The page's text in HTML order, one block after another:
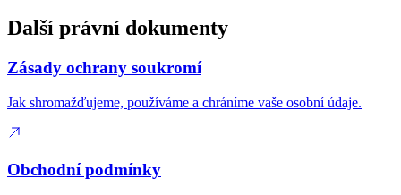
Další právní dokumenty
Zásady ochrany soukromí
Jak shromažďujeme, používáme a chráníme vaše osobní údaje.
Obchodní podmínky